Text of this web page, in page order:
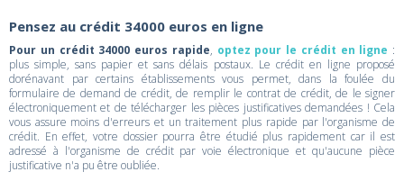
Pensez au crédit 34000 euros en ligne
Pour un crédit 34000 euros rapide, optez pour le crédit en ligne :
plus simple, sans papier et sans délais postaux. Le crédit en ligne proposé
dorénavant par certains établissements vous permet, dans la foulée du
formulaire de demand de crédit, de remplir le contrat de crédit, de le signer
électroniquement et de télécharger les pièces justificatives demandées ! Cela
vous assure moins d'erreurs et un traitement plus rapide par l'organisme de
crédit. En effet, votre dossier pourra être étudié plus rapidement car il est
adressé à l'organisme de crédit par voie électronique et qu'aucune pièce
justificative n'a pu être oubliée.